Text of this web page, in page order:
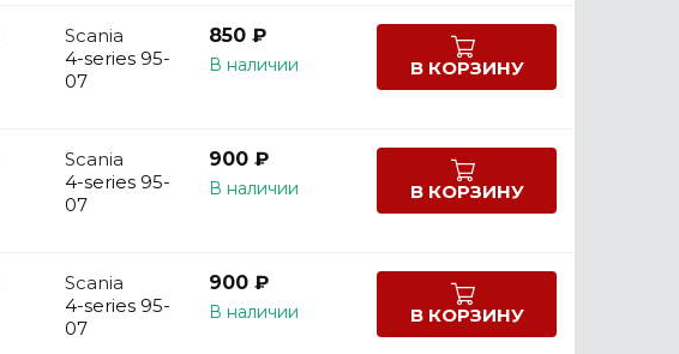
Scania
4-series 95-
07
850 ₽
В наличии В КОРЗИНУ
Scania
4-series 95-
07
900 ₽
В наличии В КОРЗИНУ
Scania
4-series 95-
07
900 ₽
В наличии В КОРЗИНУ